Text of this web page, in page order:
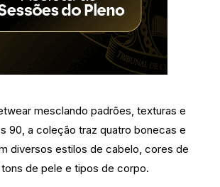
mesclando padrões, texturas e
90, a coleção traz quatro bonecas e
diversos estilos de cabelo, cores de
de pele e tipos de corpo.